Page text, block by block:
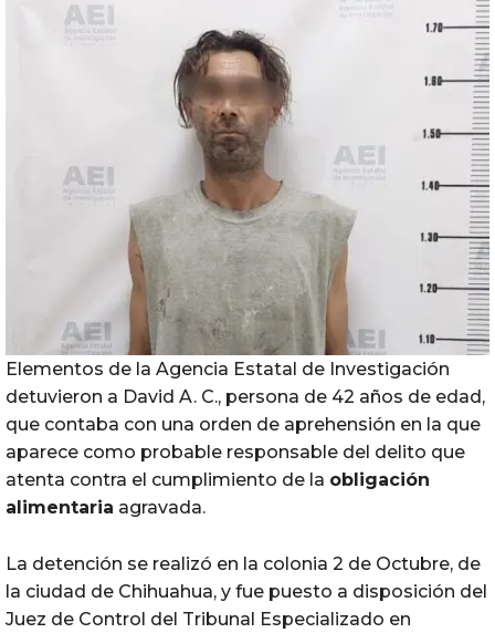
Elementos de la Agencia Estatal de Investigación
detuvieron a David A. C., persona de 42 años de edad,
que contaba con una orden de aprehensión en la que
aparece como probable responsable del delito que
atenta contra el cumplimiento de la obligación
alimentaria agravada.
La detención se realizó en la colonia 2 de Octubre, de
la ciudad de Chihuahua, y fue puesto a disposición del
Juez de Control del Tribunal Especializado en